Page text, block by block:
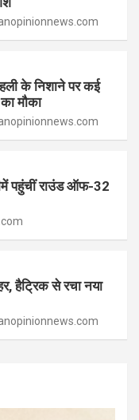
के निशाने पर कई
मौका
पहुंचीं राउंड ऑफ-32
हैट्रिक से रचा नया